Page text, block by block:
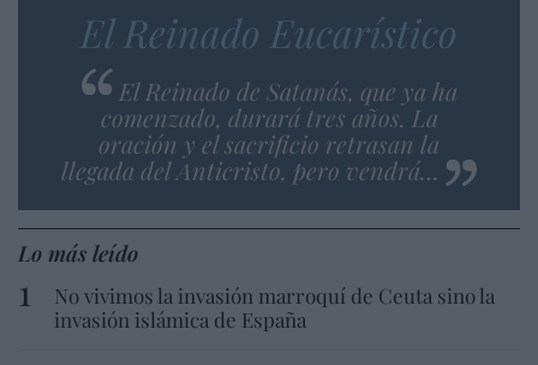
El Reinado Eucarístico
El Reinado de Satanás, que ya ha
comenzado, durará tres años. La
oración y el sacrificio retrasan la
llegada del Anticristo, pero vendrá…
Lo más leído
No vivimos la invasión marroquí de Ceuta sino la
invasión islámica de España